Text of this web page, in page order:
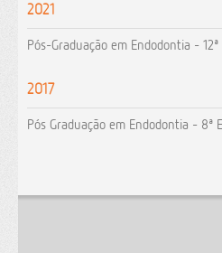
2021
Pós-Graduação em Endodontia - 12ª
2017
Pós Graduação em Endodontia - 8ª